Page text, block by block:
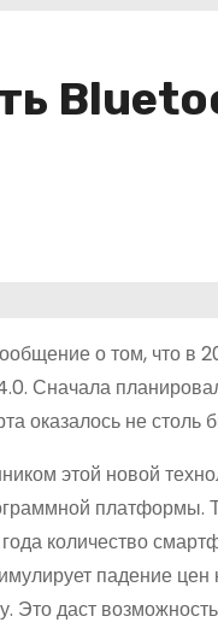
о том, что в
Сначала
оказалось не столь
этой новой
количество
падение
Это даст